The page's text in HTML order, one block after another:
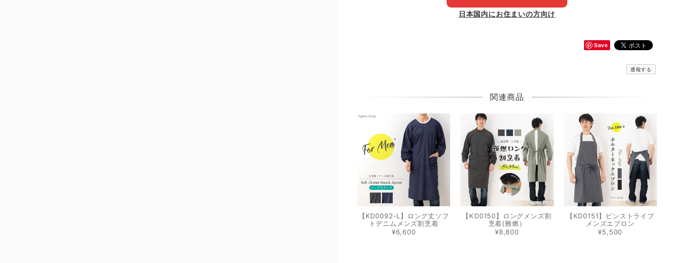
日本国内にお住まいの方向け
Save
通報する
関連商品
【KD0092-L】ロング丈ソフ
トデニムメンズ割烹着
¥6,600
【KD0150】ロングメンズ割
烹着(難燃）
¥8,800
【KD0151】ピンストライプ
メンズエプロン
¥5,500